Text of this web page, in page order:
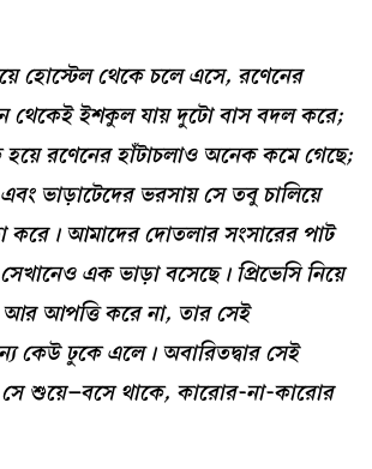
হোস্টেল থেকে চলে এসে, রণেনের
থেকেই ইশকুল যায় দুটো বাস বদল করে;
হয়ে রণেনের হাঁটাচলাও অনেক কমে গেছে;
ভাড়াটেদের ভরসায় সে তবু চালিয়ে
করে। আমাদের দোতলার সংসারের পাট
সেখানেও এক ভাড়া বসেছে। প্রিভেসি নিয়ে
আপত্তি করে না, তার সেই
কেউ ঢুকে এলে। অবারিতদ্বার সেই
সে শুয়ে–বসে থাকে, কারোর-না-কারোর